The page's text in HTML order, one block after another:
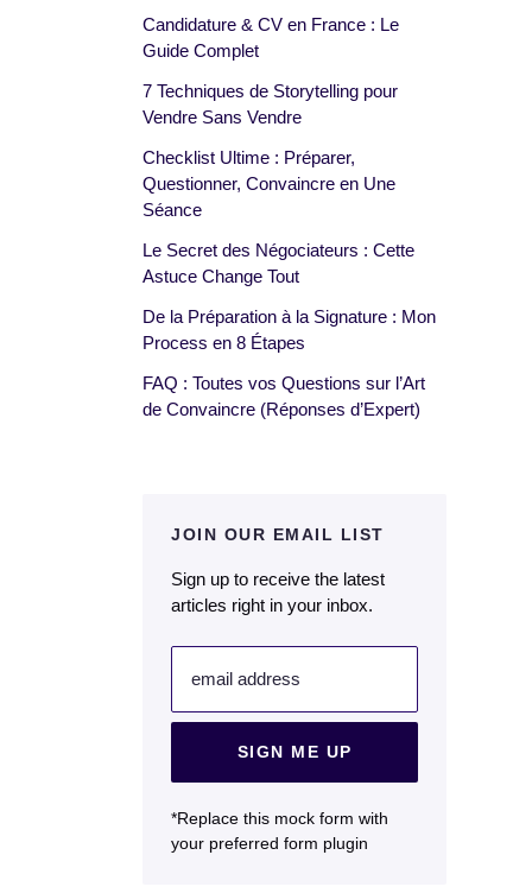
Candidature & CV en France : Le
Guide Complet
7 Techniques de Storytelling pour
Vendre Sans Vendre
Checklist Ultime : Préparer,
Questionner, Convaincre en Une
Séance
Le Secret des Négociateurs : Cette
Astuce Change Tout
De la Préparation à la Signature : Mon
Process en 8 Étapes
FAQ : Toutes vos Questions sur l’Art
de Convaincre (Réponses d’Expert)
JOIN OUR EMAIL LIST
Sign up to receive the latest
articles right in your inbox.
email address
SIGN ME UP
*Replace this mock form with
your preferred form plugin